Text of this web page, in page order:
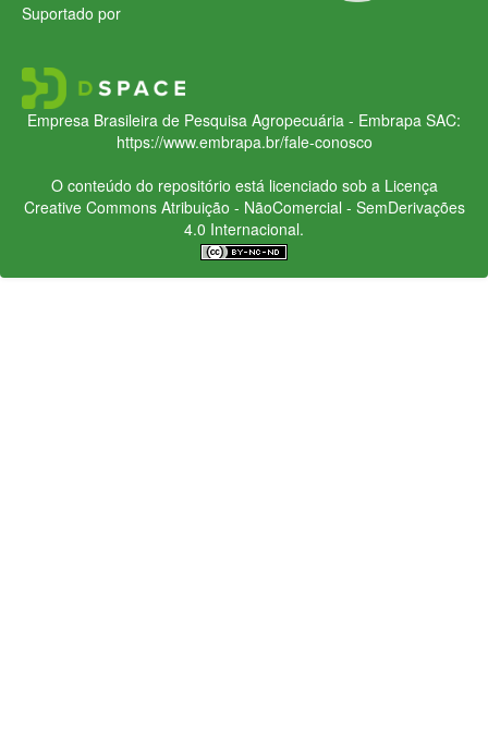
Suportado por
Empresa Brasileira de Pesquisa Agropecuária - Embrapa SAC:
https://www.embrapa.br/fale-conosco
O conteúdo do repositório está licenciado sob a Licença
Creative CommonsAtribuição - NãoComercial - SemDerivações
4.0 Internacional.